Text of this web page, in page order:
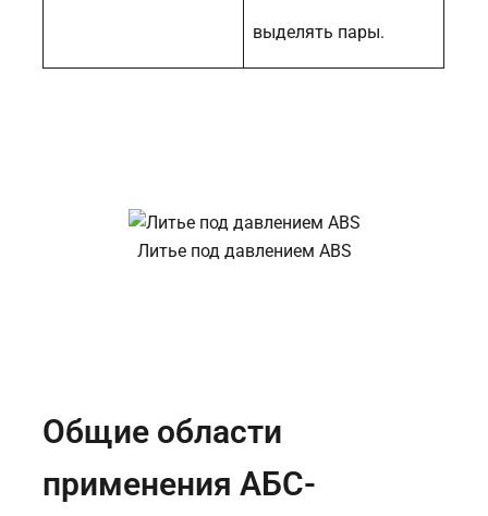
выделять пары.
Литье под давлением ABS
Общие области
применения АБС-